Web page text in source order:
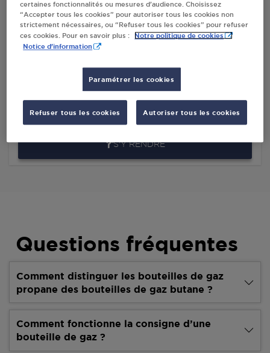
23 RUE HENRI BARBUSSE
62860ECOURT ST QUENTIN
62860ECOURT ST QUENTIN
S'Y RENDRE
Questions fréquentes
Comment distinguer les bouteilles de gaz
propane des bouteilles de gaz butane ?
Comment fonctionne la consigne d’une
bouteille de gaz ?
certaines fonctionnalités ou mesures d’audience. Choisissez
“Accepter tous les cookies” pour autoriser tous les cookies non
strictement nécessaires, ou “Refuser tous les cookies” pour refuser
ces cookies. Pour en savoir plus :
Notre politique de cookies
Notice d'information
Paramétrer les cookies
Refuser tous les cookies Autoriser tous les cookies